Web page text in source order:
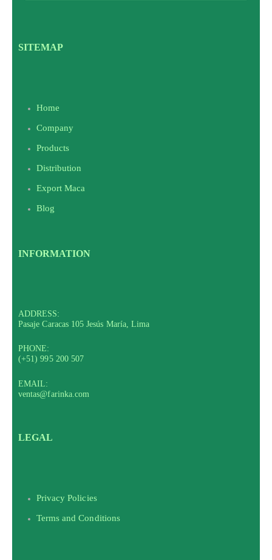
SITEMAP
Home
Company
Products
Distribution
Export Maca
Blog
INFORMATION
ADDRESS:
Pasaje Caracas 105 Jesús María, Lima
PHONE:
(+51) 995 200 507
EMAIL:
ventas@farinka.com
LEGAL
Privacy Policies
Terms and Conditions